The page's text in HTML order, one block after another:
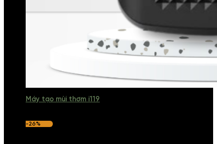
Máy tạo mùi thơm i119
-26%